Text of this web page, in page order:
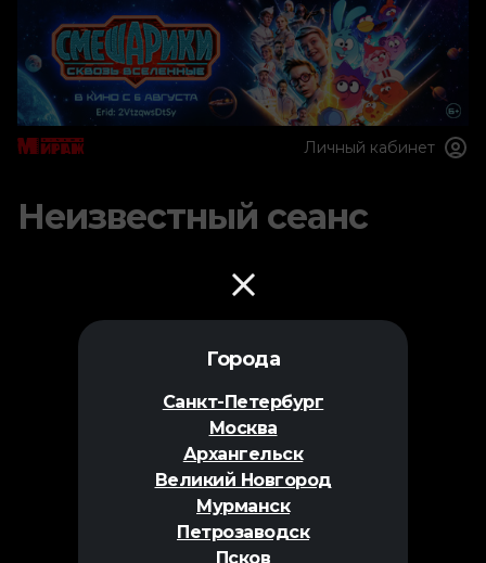
Города
Санкт-Петербург
Москва
Архангельск
Великий Новгород
Мурманск
Петрозаводск
Псков
Личный кабинет
Неизвестный сеанс